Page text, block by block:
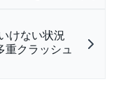
けない状況
クラッシュ